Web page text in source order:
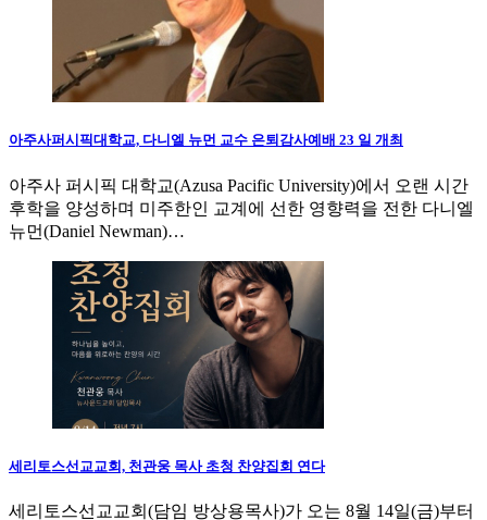
아주사퍼시픽대학교, 다니엘 뉴먼 교수 은퇴감사예배 23 일 개최
아주사 퍼시픽 대학교(Azusa Pacific University)에서 오랜 시간
후학을 양성하며 미주한인 교계에 선한 영향력을 전한 다니엘
뉴먼(Daniel Newman)…
세리토스선교교회, 천관웅 목사 초청 찬양집회 연다
세리토스선교교회(담임 방상용목사)가 오는 8월 14일(금)부터